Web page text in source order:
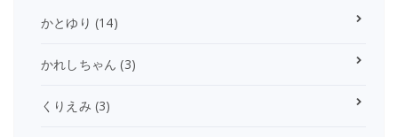
かとゆり (14)
かれしちゃん (3)
くりえみ (3)